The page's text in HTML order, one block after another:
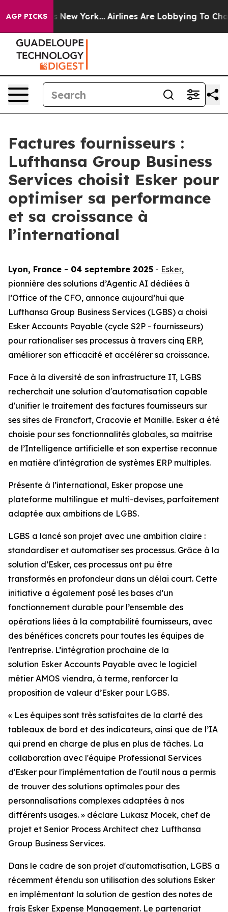
AGP PICKS
News New York... Airlines Are Lobbying To
Factures fournisseurs :
Lufthansa Group Business
Services choisit Esker pour
optimiser sa performance
et sa croissance à
l’international
Lyon, France - 04 septembre 2025 - Esker,
pionnière des solutions d’Agentic AI dédiées à
l’Office of the CFO, annonce aujourd’hui que
Lufthansa Group Business Services (LGBS) a choisi
Esker Accounts Payable (cycle S2P - fournisseurs)
pour rationaliser ses processus à travers cinq ERP,
améliorer son efficacité et accélérer sa croissance.
Face à la diversité de son infrastructure IT, LGBS
recherchait une solution d'automatisation capable
d'unifier le traitement des factures fournisseurs sur
ses sites de Francfort, Cracovie et Manille. Esker a été
choisie pour ses fonctionnalités globales, sa maitrise
de l’Intelligence artificielle et son expertise reconnue
en matière d'intégration de systèmes ERP multiples.
Présente à l’international, Esker propose une
plateforme multilingue et multi-devises, parfaitement
adaptée aux ambitions de LGBS.
LGBS a lancé son projet avec une ambition claire :
standardiser et automatiser ses processus. Grâce à la
solution d’Esker, ces processus ont pu être
transformés en profondeur dans un délai court. Cette
initiative a également posé les bases d’un
fonctionnement durable pour l’ensemble des
opérations liées à la comptabilité fournisseurs, avec
des bénéfices concrets pour toutes les équipes de
l’entreprise. L’intégration prochaine de la
solution Esker Accounts Payable avec le logiciel
métier AMOS viendra, à terme, renforcer la
proposition de valeur d’Esker pour LGBS.
« Les équipes sont très satisfaites de la clarté des
tableaux de bord et des indicateurs, ainsi que de l’IA
qui prend en charge de plus en plus de tâches. La
collaboration avec l'équipe Professional Services
d'Esker pour l'implémentation de l'outil nous a permis
de trouver des solutions optimales pour des
personnalisations complexes adaptées à nos
différents usages. » déclare Lukasz Mocek, chef de
projet et Senior Process Architect chez Lufthansa
Group Business Services.
Dans le cadre de son projet d'automatisation, LGBS a
récemment étendu son utilisation des solutions Esker
en implémentant la solution de gestion des notes de
frais Esker Expense Management. Le partenariat